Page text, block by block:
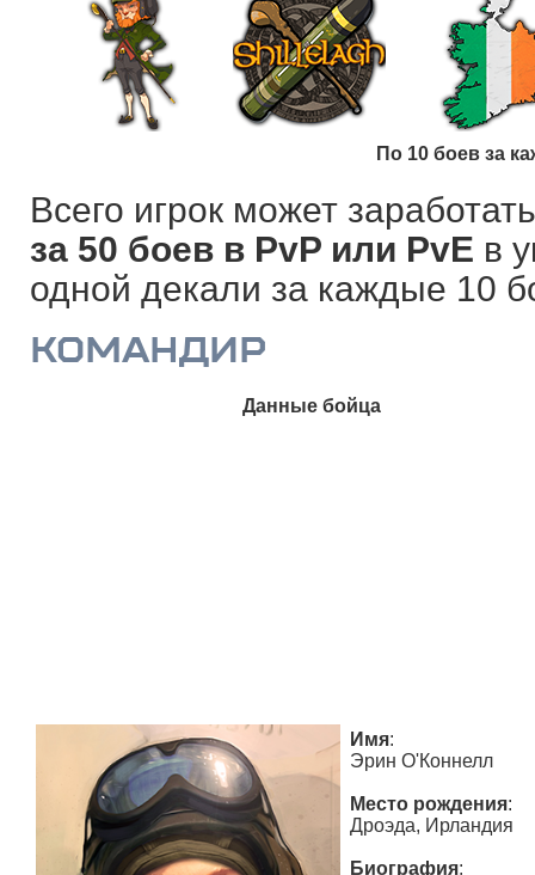
По 10 боев за
Всего игрок может
за 50 боев в PvP или PvE в
одной декали за каждые 10
КОМАНДИР
Данные бойца
Имя:
Эрин О'Коннелл
Место рождения:
Дроэда, Ирландия
Биография: